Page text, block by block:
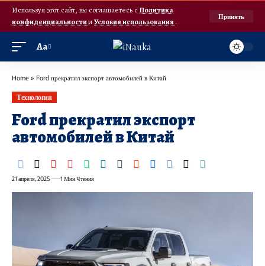
Используя этот сайт, вы соглашаетесь с Политика
конфиденциальностииУсловия использования.
Принять
Аа
Home » Ford прекратил экспорт автомобилей в Китай
Технологии
Ford прекратил экспорт
автомобилей в Китай
21 апреля, 2025 1 Мин Чтения